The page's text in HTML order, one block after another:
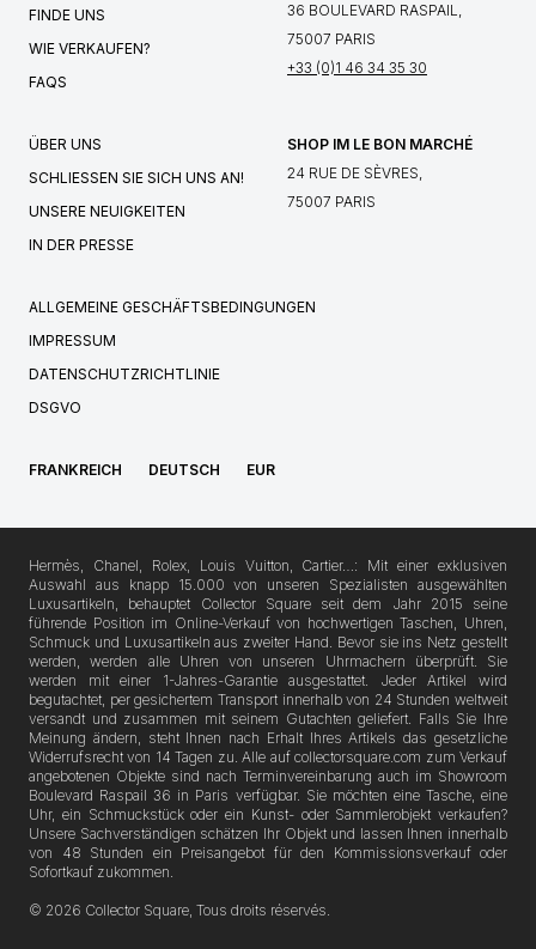
FINDE UNS
WIE VERKAUFEN?
FAQS
36 BOULEVARD RASPAIL,
75007 PARIS
+33 (0)1 46 34 35 30
ÜBER UNS
SCHLIESSEN SIE SICH UNS AN!
UNSERE NEUIGKEITEN
IN DER PRESSE
SHOP IM LE BON MARCHÉ
24 RUE DE SÈVRES,
75007 PARIS
ALLGEMEINE GESCHÄFTSBEDINGUNGEN
IMPRESSUM
DATENSCHUTZRICHTLINIE
DSGVO
FRANKREICH DEUTSCH EUR
Hermès, Chanel, Rolex, Louis Vuitton, Cartier…: Mit einer exklusiven
Auswahl aus knapp 15.000 von unseren Spezialisten ausgewählten
Luxusartikeln, behauptet Collector Square seit dem Jahr 2015 seine
führende Position im Online-Verkauf von hochwertigen Taschen, Uhren,
Schmuck und Luxusartikeln aus zweiter Hand. Bevor sie ins Netz gestellt
werden, werden alle Uhren von unseren Uhrmachern überprüft. Sie
werden mit einer 1-Jahres-Garantie ausgestattet. Jeder Artikel wird
begutachtet, per gesichertem Transport innerhalb von 24 Stunden weltweit
versandt und zusammen mit seinem Gutachten geliefert. Falls Sie Ihre
Meinung ändern, steht Ihnen nach Erhalt Ihres Artikels das gesetzliche
Widerrufsrecht von 14 Tagen zu. Alle auf collectorsquare.com zum Verkauf
angebotenen Objekte sind nach Terminvereinbarung auch im Showroom
Boulevard Raspail 36 in Paris verfügbar. Sie möchten eine Tasche, eine
Uhr, ein Schmuckstück oder ein Kunst- oder Sammlerobjekt verkaufen?
Unsere Sachverständigen schätzen Ihr Objekt und lassen Ihnen innerhalb
von 48 Stunden ein Preisangebot für den Kommissionsverkauf oder
Sofortkauf zukommen.
© 2026 Collector Square, Tous droits réservés.